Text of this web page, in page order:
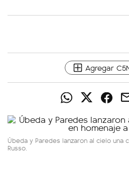
Agregar
Úbeda y Paredes lanzaron al cielo una
Russo.